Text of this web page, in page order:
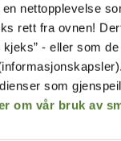
nettopplevelse
rett fra ovnen!
kjeks” - eller som
som
om vår bruk av